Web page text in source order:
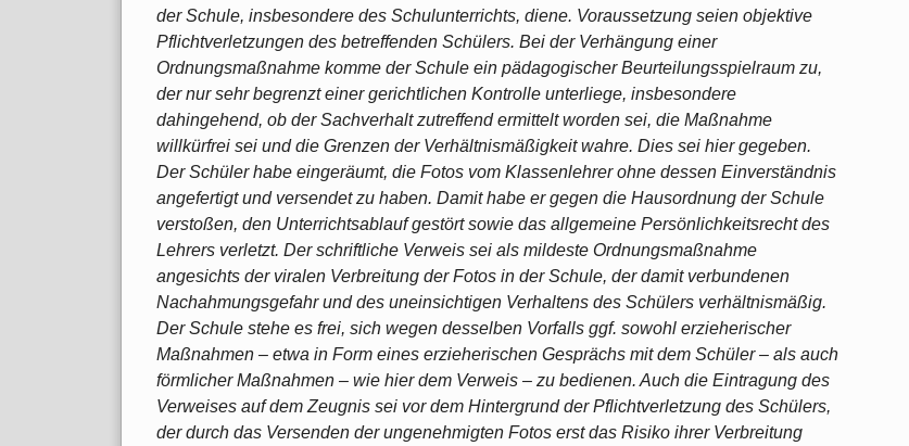
der Schule, insbesondere des Schulunterrichts, diene. Voraussetzung seien objektive
Pflichtverletzungen des betreffenden Schülers. Bei der Verhängung einer
Ordnungsmaßnahme komme der Schule ein pädagogischer Beurteilungsspielraum zu,
der nur sehr begrenzt einer gerichtlichen Kontrolle unterliege, insbesondere
dahingehend, ob der Sachverhalt zutreffend ermittelt worden sei, die Maßnahme
willkürfrei sei und die Grenzen der Verhältnismäßigkeit wahre. Dies sei hier gegeben.
Der Schüler habe eingeräumt, die Fotos vom Klassenlehrer ohne dessen Einverständnis
angefertigt und versendet zu haben. Damit habe er gegen die Hausordnung der Schule
verstoßen, den Unterrichtsablauf gestört sowie das allgemeine Persönlichkeitsrecht des
Lehrers verletzt. Der schriftliche Verweis sei als mildeste Ordnungsmaßnahme
angesichts der viralen Verbreitung der Fotos in der Schule, der damit verbundenen
Nachahmungsgefahr und des uneinsichtigen Verhaltens des Schülers verhältnismäßig.
Der Schule stehe es frei, sich wegen desselben Vorfalls ggf. sowohl erzieherischer
Maßnahmen – etwa in Form eines erzieherischen Gesprächs mit dem Schüler – als auch
förmlicher Maßnahmen – wie hier dem Verweis – zu bedienen. Auch die Eintragung des
Verweises auf dem Zeugnis sei vor dem Hintergrund der Pflichtverletzung des Schülers,
der durch das Versenden der ungenehmigten Fotos erst das Risiko ihrer Verbreitung